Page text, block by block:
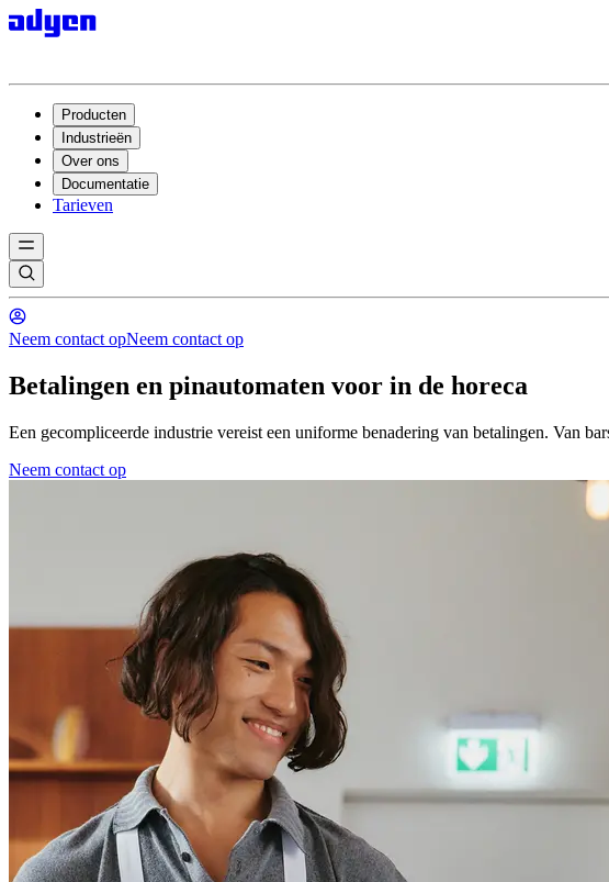
Producten
Industrieën
Over ons
Documentatie
Tarieven
Neem contact opNeem contact op
Betalingen en pinautomaten voor in de horeca
Een gecompliceerde industrie vereist een uniforme benadering van betalingen. Van
Neem contact op